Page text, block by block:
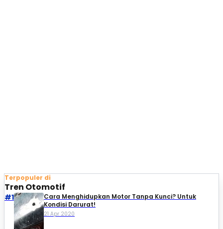
Terpopuler di
Tren Otomotif
#1
Cara Menghidupkan Motor Tanpa Kunci? Untuk
Kondisi Darurat!
21 Apr 2020